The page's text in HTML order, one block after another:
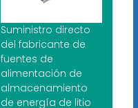
Suministro directo
del fabricante de
fuentes de
alimentación de
almacenamiento
de energía de litio